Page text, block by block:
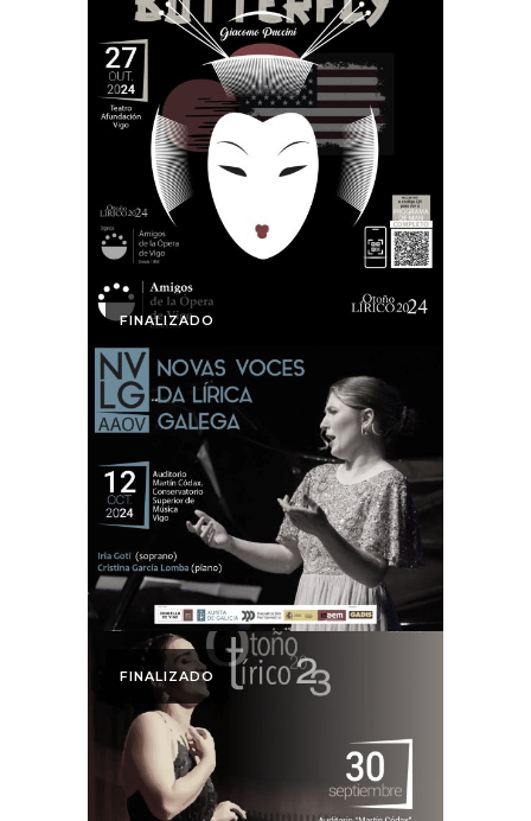
Madama
Butterfly. Otoño
Lírico 2024
Otoño Lírico
Novas Voces.
Otoño Lírico 2024
Otoño Lírico
FINALIZADO
Novas Voces.
Otoño Lírico
FINALIZADO